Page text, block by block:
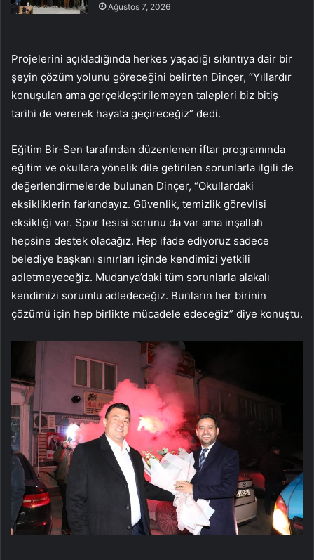
Ağustos 7, 2026
Projelerini açıkladığında herkes yaşadığı sıkıntıya dair bir
şeyin çözüm yolunu göreceğini belirten Dinçer, “Yıllardır
konuşulan ama gerçekleştirilemeyen talepleri biz bitiş
tarihi de vererek hayata geçireceğiz” dedi.
Eğitim Bir-Sen tarafından düzenlenen iftar programında
eğitim ve okullara yönelik dile getirilen sorunlarla ilgili de
değerlendirmelerde bulunan Dinçer, “Okullardaki
eksikliklerin farkındayız. Güvenlik, temizlik görevlisi
eksikliği var. Spor tesisi sorunu da var ama inşallah
hepsine destek olacağız. Hep ifade ediyoruz sadece
belediye başkanı sınırları içinde kendimizi yetkili
adletmeyeceğiz. Mudanya’daki tüm sorunlarla alakalı
kendimizi sorumlu adledeceğiz. Bunların her birinin
çözümü için hep birlikte mücadele edeceğiz” diye konuştu.